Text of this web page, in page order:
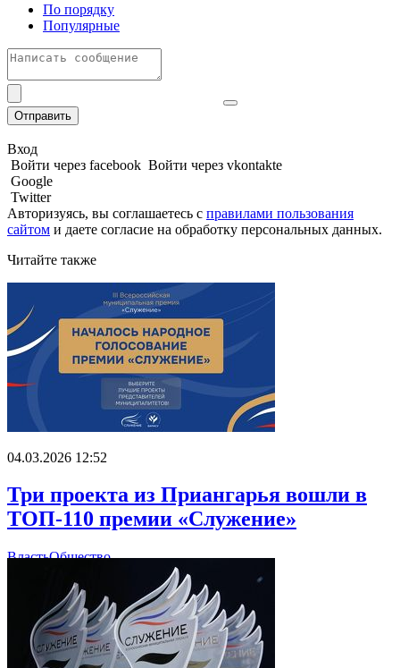
По порядку
Популярные
Отправить
Вход
Войти через facebook Войти через vkontakte
Google
Twitter
Авторизуясь, вы соглашаетесь с правилами пользования
сайтом и даете согласие на обработку персональных данных.
Читайте также
04.03.2026 12:52
Три проекта из Приангарья вошли в
ТОП-110 премии «Служение»
ВластьОбщество